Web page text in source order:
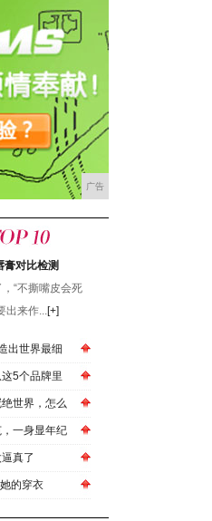
广告
膏对比检测
“不撕嘴皮会死
出来作...[+]
出世界最细
5个品牌里
世界，怎么
一身显年纪
真了
的穿衣